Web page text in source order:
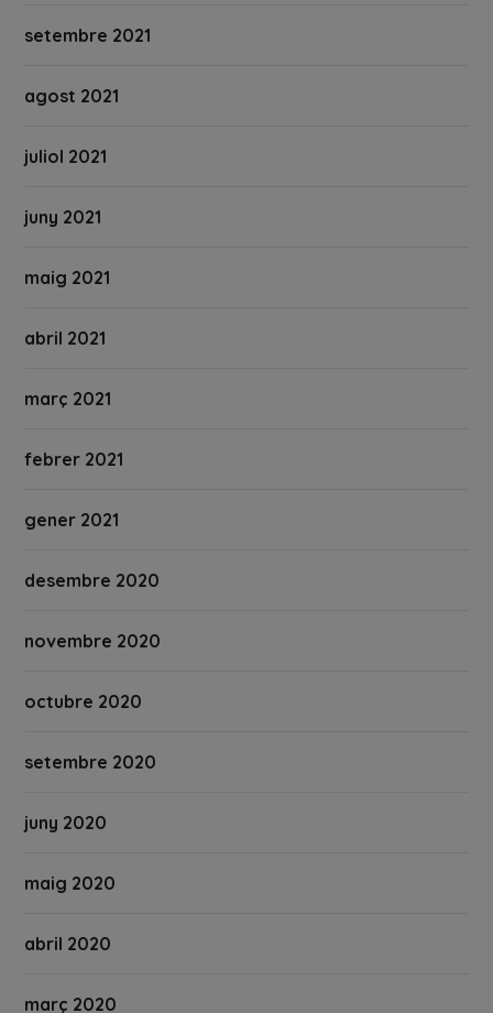
setembre 2021
agost 2021
juliol 2021
juny 2021
maig 2021
abril 2021
març 2021
febrer 2021
gener 2021
desembre 2020
novembre 2020
octubre 2020
setembre 2020
juny 2020
maig 2020
abril 2020
març 2020